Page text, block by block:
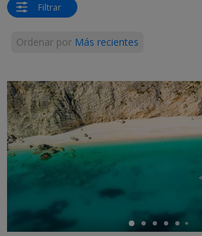
Filtrar
Ordenar por Más recientes
←